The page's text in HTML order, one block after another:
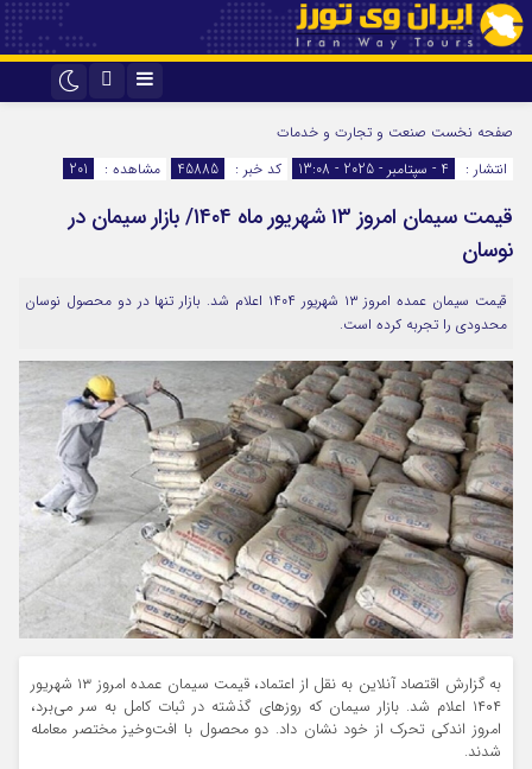
اینستاگرام
صفحه نخست صنعت و تجارت و خدمات
انتشار :
4 - سپتامبر - 2025 - 13:08 کد خبر : 45885 مشاهده : 201
قیمت سیمان امروز ۱۳ شهریور ماه ۱۴۰۴/ بازار سیمان در
نوسان
قیمت سیمان عمده امروز ۱۳ شهریور ۱۴۰۴ اعلام شد. بازار تنها در دو محصول نوسان
محدودی را تجربه کرده است.
به گزارش اقتصاد آنلاین به نقل از اعتماد، قیمت سیمان عمده امروز ۱۳ شهریور
۱۴۰۴ اعلام شد. بازار سیمان که روز‌های گذشته در ثبات کامل به سر می‌برد،
امروز اندکی تحرک از خود نشان داد. دو محصول با افت‌وخیز مختصر معامله
شدند.